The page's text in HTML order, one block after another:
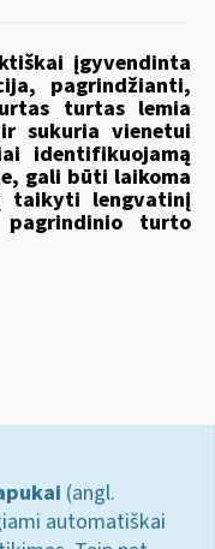
įgyvendinta
pagrindžianti,
turtas lemia
sukuria vienetui
identifikuojamą
gali būti laikoma
taikyti lengvatinį
turto
(angl.
automatiškai